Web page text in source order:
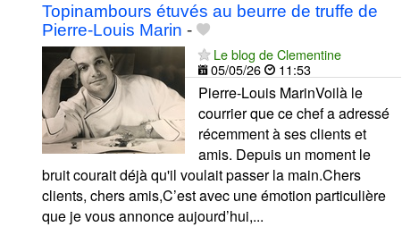
Topinambours étuvés au beurre de truffe de
Pierre-Louis Marin -
Le blog de Clementine
05/05/26
11:53
Pierre-Louis MarinVoilà le
courrier que ce chef a adressé
récemment à ses clients et
amis. Depuis un moment le
bruit courait déjà qu'il voulait passer la main.Chers
clients, chers amis,C’est avec une émotion particulière
que je vous annonce aujourd’hui,...